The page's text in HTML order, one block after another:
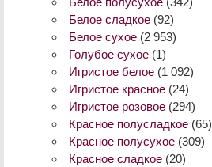
Белое сладкое (92)
Белое сухое (2 953)
Голубое сухое (1)
Игристое белое (1 092)
Игристое красное (24)
Игристое розовое (294)
Красное полусладкое (65)
Красное полусухое (309)
Красное сладкое (20)